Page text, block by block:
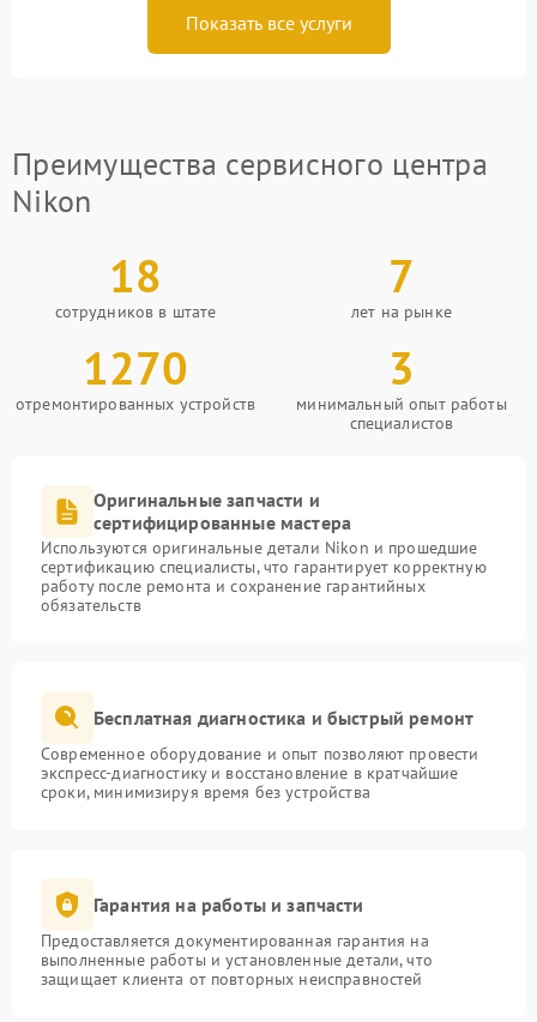
Показать все услуги
Преимущества сервисного центра
Nikon
18
сотрудников в штате
7
лет на рынке
1270
отремонтированных устройств
3
минимальный опыт работы
специалистов
Оригинальные запчасти и
сертифицированные мастера
Используются оригинальные детали Nikon и прошедшие
сертификацию специалисты, что гарантирует корректную
работу после ремонта и сохранение гарантийных
обязательств
Бесплатная диагностика и быстрый ремонт
Современное оборудование и опыт позволяют провести
экспресс-диагностику и восстановление в кратчайшие
сроки, минимизируя время без устройства
Гарантия на работы и запчасти
Предоставляется документированная гарантия на
выполненные работы и установленные детали, что
защищает клиента от повторных неисправностей